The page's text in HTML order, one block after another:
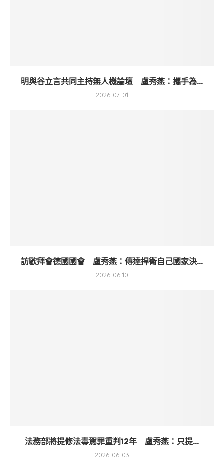
明與谷立言共同主持無人機論壇 盧秀燕：攜手為...
2026-07-01
訪歐拜會德國國會 盧秀燕：傳達捍衛自己國家決...
2026-06-10
法務部將提修法毒駕罪重判12年 盧秀燕：只提...
2026-06-03